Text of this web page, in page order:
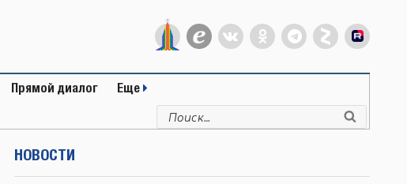
Прямой диалог Еще
Искать:
НОВОСТИ